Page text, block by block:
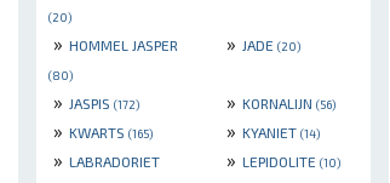
(20)
» HOMMEL JASPER
(80)
» JADE (20)
» JASPIS (172) » KORNALIJN (56)
» KWARTS (165) » KYANIET (14)
» LABRADORIET » LEPIDOLITE (10)